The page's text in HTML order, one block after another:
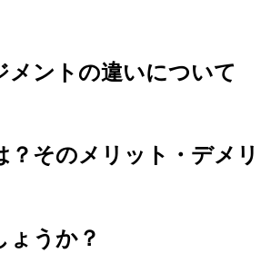
メントの違いについて
？そのメリット・デメリ
ょうか？